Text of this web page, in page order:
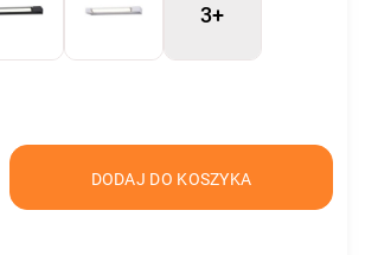
3+
DODAJ DO KOSZYKA